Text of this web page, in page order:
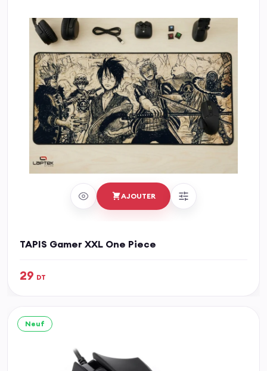
AJOUTER
TAPIS Gamer XXL One Piece
29 DT
Neuf